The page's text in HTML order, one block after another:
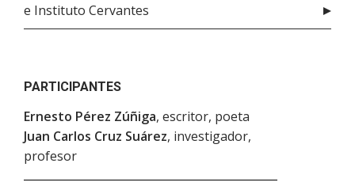
e Instituto Cervantes
PARTICIPANTES
Ernesto Pérez Zúñiga, escritor, poeta
Juan Carlos Cruz Suárez, investigador,
profesor